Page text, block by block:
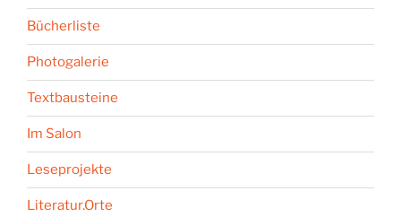
Bücherliste
Photogalerie
Textbausteine
Im Salon
Leseprojekte
Literatur.Orte